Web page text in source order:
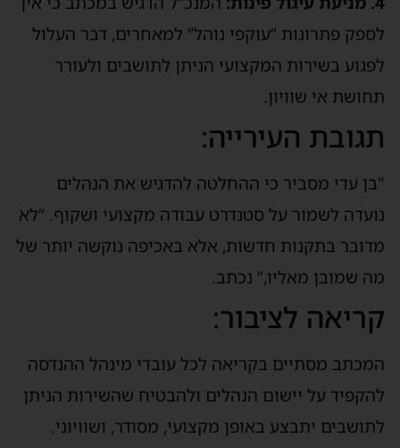
פתרונות “עוקפי נוהל” למאחרים, דבר העלול
בשירות המקצועי הניתן לתושבים ולעורר
אי שוויון.
העירייה:
עדי מסביר כי ההחלטה להדגיש את הנהלים
לשמור על סטנדרט עבודה מקצועי ושקוף. “לא
בתקנות חדשות, אלא באכיפה נוקשה יותר של
שמובן מאליו,” נכתב.
לציבור:
מסתיים בקריאה לכל עובדי מינהל ההנדסה
על יישום הנהלים ולהבטיח שהשירות הניתן
יתבצע באופן מקצועי, מסודר, ושוויוני.